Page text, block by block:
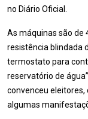
no Diário Oficial.
As máquinas são de
resistência blindada
termostato para
reservatório de
convenceu eleitores,
algumas